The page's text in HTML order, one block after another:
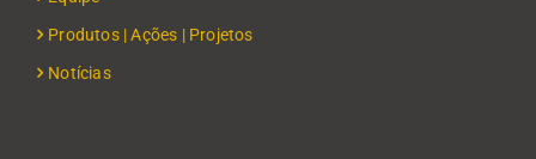
Produtos | Ações | Projetos
Notícias